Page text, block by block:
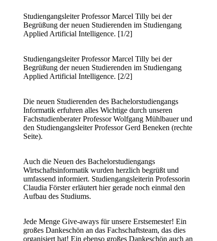
Studiengangsleiter Professor Marcel Tilly bei der
Begrüßung der neuen Studierenden im Studiengang
Applied Artificial Intelligence. [1/2]
Studiengangsleiter Professor Marcel Tilly bei der
Begrüßung der neuen Studierenden im Studiengang
Applied Artificial Intelligence. [2/2]
Die neuen Studierenden des Bachelorstudiengangs
Informatik erfuhren alles Wichtige durch unseren
Fachstudienberater Professor Wolfgang Mühlbauer und
den Studiengangsleiter Professor Gerd Beneken (rechte
Seite).
Auch die Neuen des Bachelorstudiengangs
Wirtschaftsinformatik wurden herzlich begrüßt und
umfassend informiert. Studiengangsleiterin Professorin
Claudia Förster erläutert hier gerade noch einmal den
Aufbau des Studiums.
Jede Menge Give-aways für unsere Erstsemester! Ein
großes Dankeschön an das Fachschaftsteam, das dies
organisiert hat! Ein ebenso großes Dankeschön auch an